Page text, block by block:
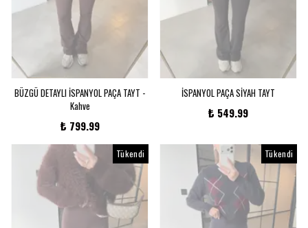
BÜZGÜ DETAYLI İSPANYOL PAÇA TAYT -
Kahve
₺ 799.99
İSPANYOL PAÇA SİYAH TAYT
₺ 549.99
Tükendi Tükendi